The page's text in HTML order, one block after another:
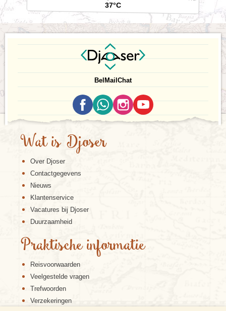
37°C
Bel Mail Chat
Wat is Djoser
Over Djoser
Contactgegevens
Nieuws
Klantenservice
Vacatures bij Djoser
Duurzaamheid
Praktische informatie
Reisvoorwaarden
Veelgestelde vragen
Trefwoorden
Verzekeringen